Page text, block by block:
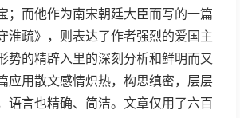
；而他作为南宋朝廷大臣而写的一篇
淮疏》，则表达了作者强烈的爱国主
势的精辟入里的深刻分析和鲜明而又
应用散文感情炽热，构思缜密，层层
语言也精确、简洁。文章仅用了六百